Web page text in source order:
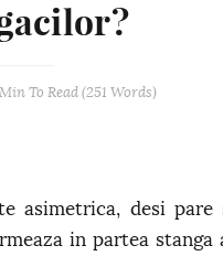
Min To Read (251 Words)
asimetrica, desi
in partea